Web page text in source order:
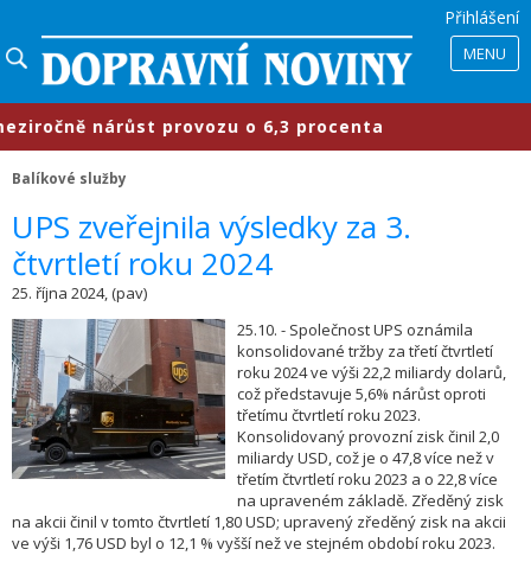
Přihlášení
MENU
nárůst provozu o 6,3 procenta
Balíkové služby
UPS zveřejnila výsledky za 3.
čtvrtletí roku 2024
25. října 2024, (pav)
25.10. - Společnost UPS oznámila
konsolidované tržby za třetí čtvrtletí
roku 2024 ve výši 22,2 miliardy dolarů,
což představuje 5,6% nárůst oproti
třetímu čtvrtletí roku 2023.
Konsolidovaný provozní zisk činil 2,0
miliardy USD, což je o 47,8 více než v
třetím čtvrtletí roku 2023 a o 22,8 více
na upraveném základě. Zředěný zisk
na akcii činil v tomto čtvrtletí 1,80 USD; upravený zředěný zisk na akcii
ve výši 1,76 USD byl o 12,1 % vyšší než ve stejném období roku 2023.